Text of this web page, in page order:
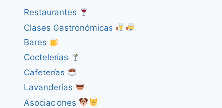
Restaurantes
Clases Gastronómicas
Bares
Coctelerías
Cafeterías
Lavanderías
Asociaciones